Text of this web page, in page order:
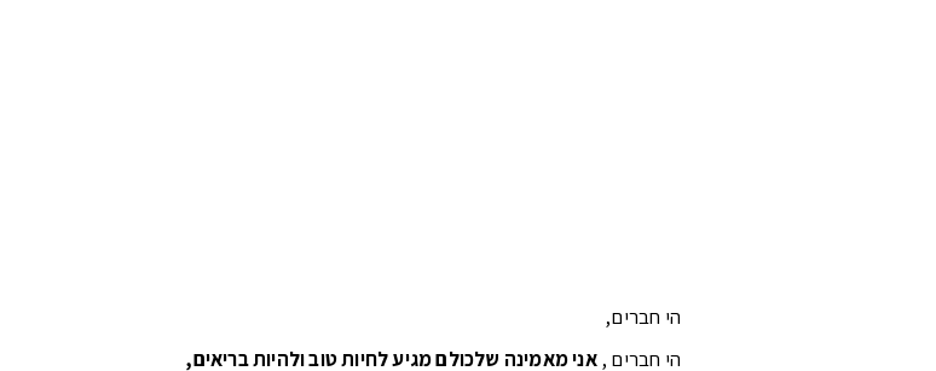
הי חברים,
הי חברים , אני מאמינה שלכולם מגיע לחיות טוב ולהיות בריאים,